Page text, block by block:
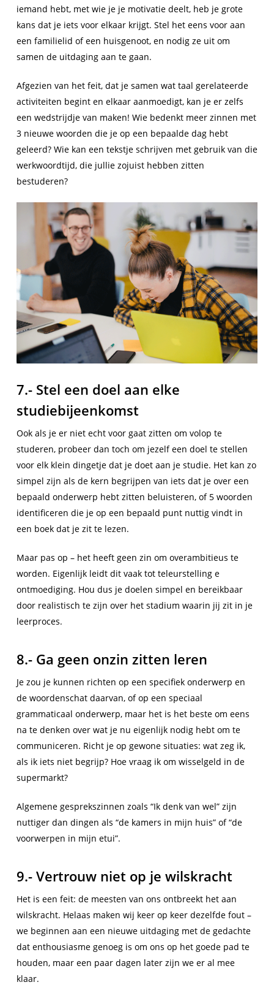
iemand hebt, met wie je je motivatie deelt, heb je grote
kans dat je iets voor elkaar krijgt. Stel het eens voor aan
een familielid of een huisgenoot, en nodig ze uit om
samen de uitdaging aan te gaan.
Afgezien van het feit, dat je samen wat taal gerelateerde
activiteiten begint en elkaar aanmoedigt, kan je er zelfs
een wedstrijdje van maken! Wie bedenkt meer zinnen met
3 nieuwe woorden die je op een bepaalde dag hebt
geleerd? Wie kan een tekstje schrijven met gebruik van die
werkwoordtijd, die jullie zojuist hebben zitten
bestuderen?
7.- Stel een doel aan elke
studiebijeenkomst
Ook als je er niet echt voor gaat zitten om volop te
studeren, probeer dan toch om jezelf een doel te stellen
voor elk klein dingetje dat je doet aan je studie. Het kan zo
simpel zijn als de kern begrijpen van iets dat je over een
bepaald onderwerp hebt zitten beluisteren, of 5 woorden
identificeren die je op een bepaald punt nuttig vindt in
een boek dat je zit te lezen.
Maar pas op – het heeft geen zin om overambitieus te
worden. Eigenlijk leidt dit vaak tot teleurstelling e
ontmoediging. Hou dus je doelen simpel en bereikbaar
door realistisch te zijn over het stadium waarin jij zit in je
leerproces.
8.- Ga geen onzin zitten leren
Je zou je kunnen richten op een specifiek onderwerp en
de woordenschat daarvan, of op een speciaal
grammaticaal onderwerp, maar het is het beste om eens
na te denken over wat je nu eigenlijk nodig hebt om te
communiceren. Richt je op gewone situaties: wat zeg ik,
als ik iets niet begrijp? Hoe vraag ik om wisselgeld in de
supermarkt?
Algemene gesprekszinnen zoals “Ik denk van wel” zijn
nuttiger dan dingen als “de kamers in mijn huis” of “de
voorwerpen in mijn etui”.
9.- Vertrouw niet op je wilskracht
Het is een feit: de meesten van ons ontbreekt het aan
wilskracht. Helaas maken wij keer op keer dezelfde fout –
we beginnen aan een nieuwe uitdaging met de gedachte
dat enthousiasme genoeg is om ons op het goede pad te
houden, maar een paar dagen later zijn we er al mee
klaar.